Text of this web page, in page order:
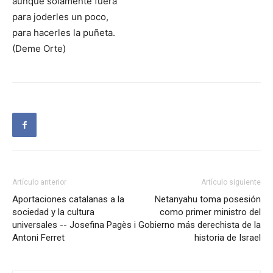
para joderles un poco,
para hacerles la puñeta.
(Deme Orte)
Artículo anterior
Aportaciones catalanas a la
sociedad y la cultura
universales -- Josefina Pagès i
Antoni Ferret
Artículo siguiente
Netanyahu toma posesión
como primer ministro del
Gobierno más derechista de la
historia de Israel